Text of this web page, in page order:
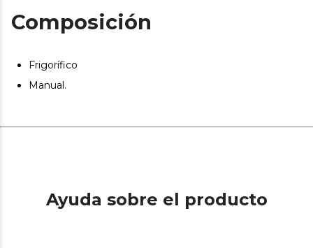
Composición
Frigorífico
Manual.
Ayuda sobre el producto